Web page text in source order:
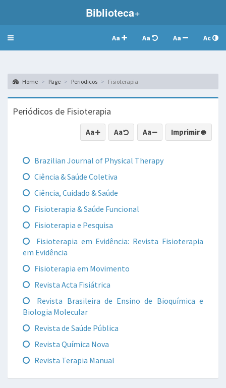
Biblioteca+
Toggle
Aa Aa Aa Ac
Home Page Periodicos Fisioterapia
Periódicos de Fisioterapia
Aa Aa Aa Imprimir
Brazilian Journal of Physical Therapy
Ciência & Saúde Coletiva
Ciência, Cuidado & Saúde
Fisioterapia & Saúde Funcional
Fisioterapia e Pesquisa
Fisioterapia em Evidência: Revista Fisioterapia
em Evidência
Fisioterapia em Movimento
Revista Acta Fisiátrica
Revista Brasileira de Ensino de Bioquímica e
Biologia Molecular
Revista de Saúde Pública
Revista Química Nova
Revista Terapia Manual